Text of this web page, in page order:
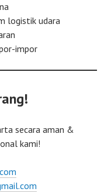
logistik udara
impor
secara aman &
kami!